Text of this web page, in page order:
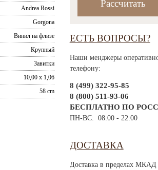
Andrea Rossi
Gorgona
Винил на флизе
Крупный
Завитки
10,00 x 1,06
58 cm
ЕСТЬ ВОПРОСЫ?
Наши менджеры
телефону:
8 (499) 322-95-85
8 (800) 511-93-06
БЕСПЛАТНО ПО
ПН-ВС: 08:00 - 22:00
ДОСТАВКА
Доставка в пределах МКАД